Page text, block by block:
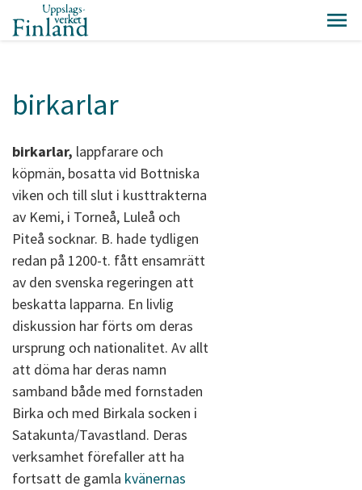
birkarlar
birkarlar, lappfarare och
köpmän, bosatta vid Bottniska
viken och till slut i kusttrakterna
av Kemi, i Torneå, Luleå och
Piteå socknar. B. hade tydligen
redan på 1200-t. fått ensamrätt
av den svenska regeringen att
beskatta lapparna. En livlig
diskussion har förts om deras
ursprung och nationalitet. Av allt
att döma har deras namn
samband både med fornstaden
Birka och med Birkala socken i
Satakunta/Tavastland. Deras
verksamhet förefaller att ha
fortsatt de gamla kvänernas